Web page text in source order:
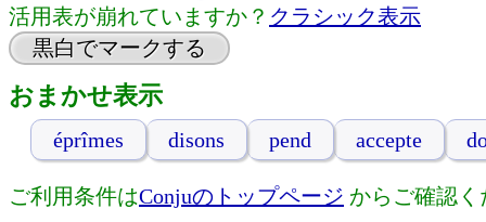
活用表が崩れていますか？ クラシック表示
黒白でマークする
おまかせ表示
éprîmes disons pend accepte
ご利用条件はConjuのトップページ からご確認く